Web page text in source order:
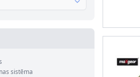
sistēma